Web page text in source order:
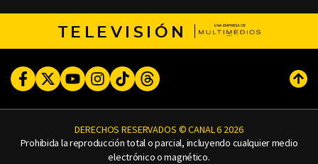
TELEVISIÓN
FacebookTwitterYoutubeInstagram
TikTokThreads
DERECHOS RESERVADOS © CANAL 6 2026
Prohibida la reproducción total o parcial, incluyendo cualquier medio
electrónico o magnético.